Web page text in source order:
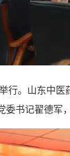
。山东中
书记翟德军